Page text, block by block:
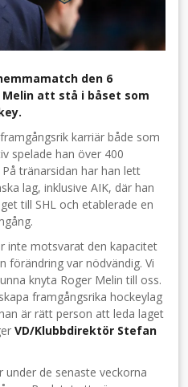
den 6
att stå i båset som
karriär både som
spelade han över 400
tränarsidan har han lett
lag, inklusive AIK, där han
till SHL och etablerade en
inte motsvarat den kapacitet
förändring var nödvändig. Vi
knyta Roger Melin till oss.
framgångsrika hockeylag
är rätt person att leda laget
VD/Klubbdirektör Stefan
under de senaste veckorna